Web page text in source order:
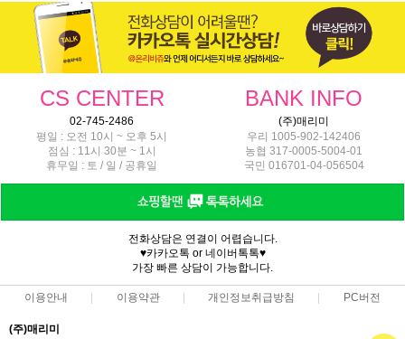
CS CENTER BANK INFO
02-745-2486
(주)매리미
평일 : 오전 10시 ~ 오후 5시
점심 : 11시 30분 ~ 1시
휴무일 : 토 / 일 / 공휴일
우리 1005-902-142406
농협 317-0005-5004-01
국민 016701-04-056504
전화상담은 연결이 어렵습니다.
♥카카오톡 or 네이버톡톡♥
가장 빠른 상담이 가능합니다.
이용안내 이용약관 개인정보취급방침 PC버전
(주)매리미